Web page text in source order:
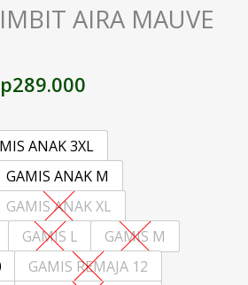
AIRA MAUVE
289.000
ANAK 3XL
GAMIS ANAK M
GAMIS ANAK XL
GAMIS L
GAMIS M
GAMIS REMAJA 12